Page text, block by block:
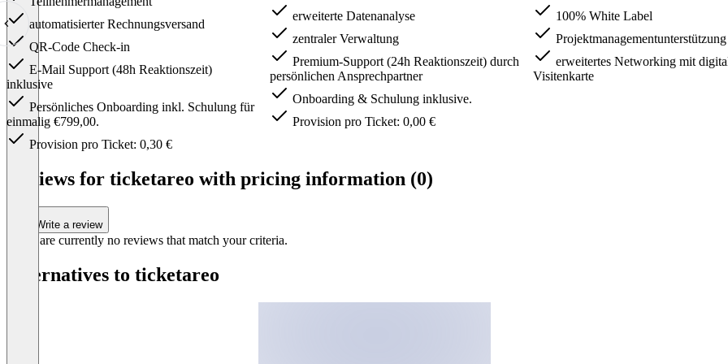
automatisierter Rechnungsversand
QR-Code Check-in
E-Mail Support (48h Reaktionszeit)
inklusive
Persönliches Onboarding inkl. Schulung für
einmalig €799,00.
Provision pro Ticket: 0,30 €
erweiterte Datenanalyse
zentraler Verwaltung
Premium-Support (24h Reaktionszeit) durch
persönlichen Ansprechpartner
Onboarding & Schulung inklusive.
Provision pro Ticket: 0,00 €
100% White Label
Projektmanagementunterstützung
erweitertes Networking mit
Visitenkarte
Reviews for ticketareo with pricing information (0)
Write a review
There are currently no reviews that match your criteria.
Alternatives to ticketareo